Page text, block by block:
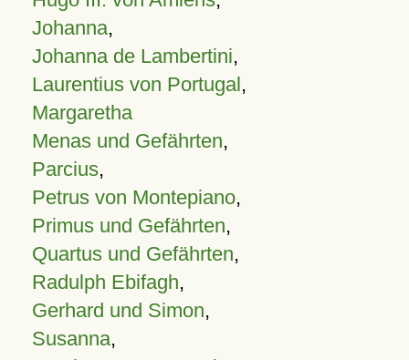
Johanna,
Johanna de Lambertini,
Laurentius von Portugal,
Margaretha
Menas und Gefährten,
Parcius,
Petrus von Montepiano,
Primus und Gefährten,
Quartus und Gefährten,
Radulph Ebifagh,
Gerhard und Simon,
Susanna,